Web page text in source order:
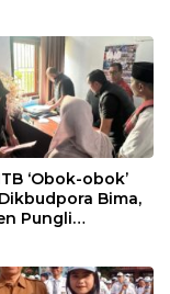
‘Obok-obok’
Bima,
Pungli